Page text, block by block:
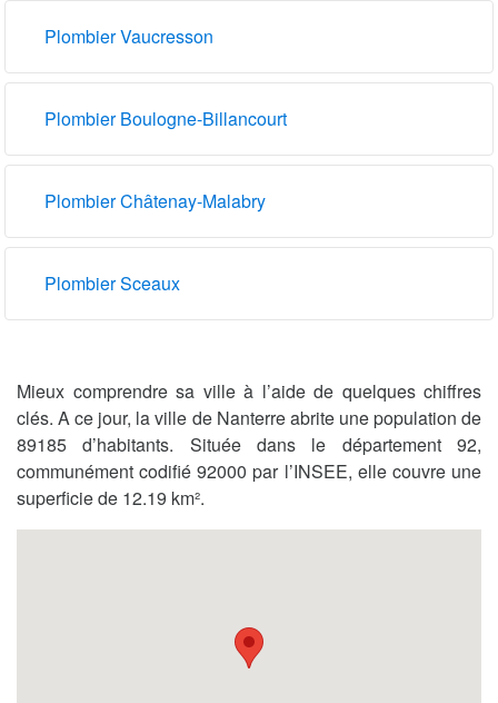
Plombier Vaucresson
Plombier Boulogne-Billancourt
Plombier Châtenay-Malabry
Plombier Sceaux
Mieux comprendre sa ville à l’aide de quelques chiffres
clés. A ce jour, la ville de Nanterre abrite une population de
89185 d’habitants. Située dans le département 92,
communément codifié 92000 par l’INSEE, elle couvre une
superficie de 12.19 km².